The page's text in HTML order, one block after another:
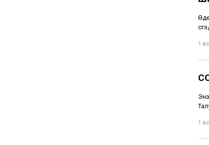
1
1